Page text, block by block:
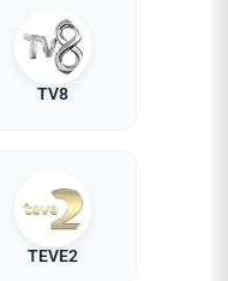
TV8
TEVE2